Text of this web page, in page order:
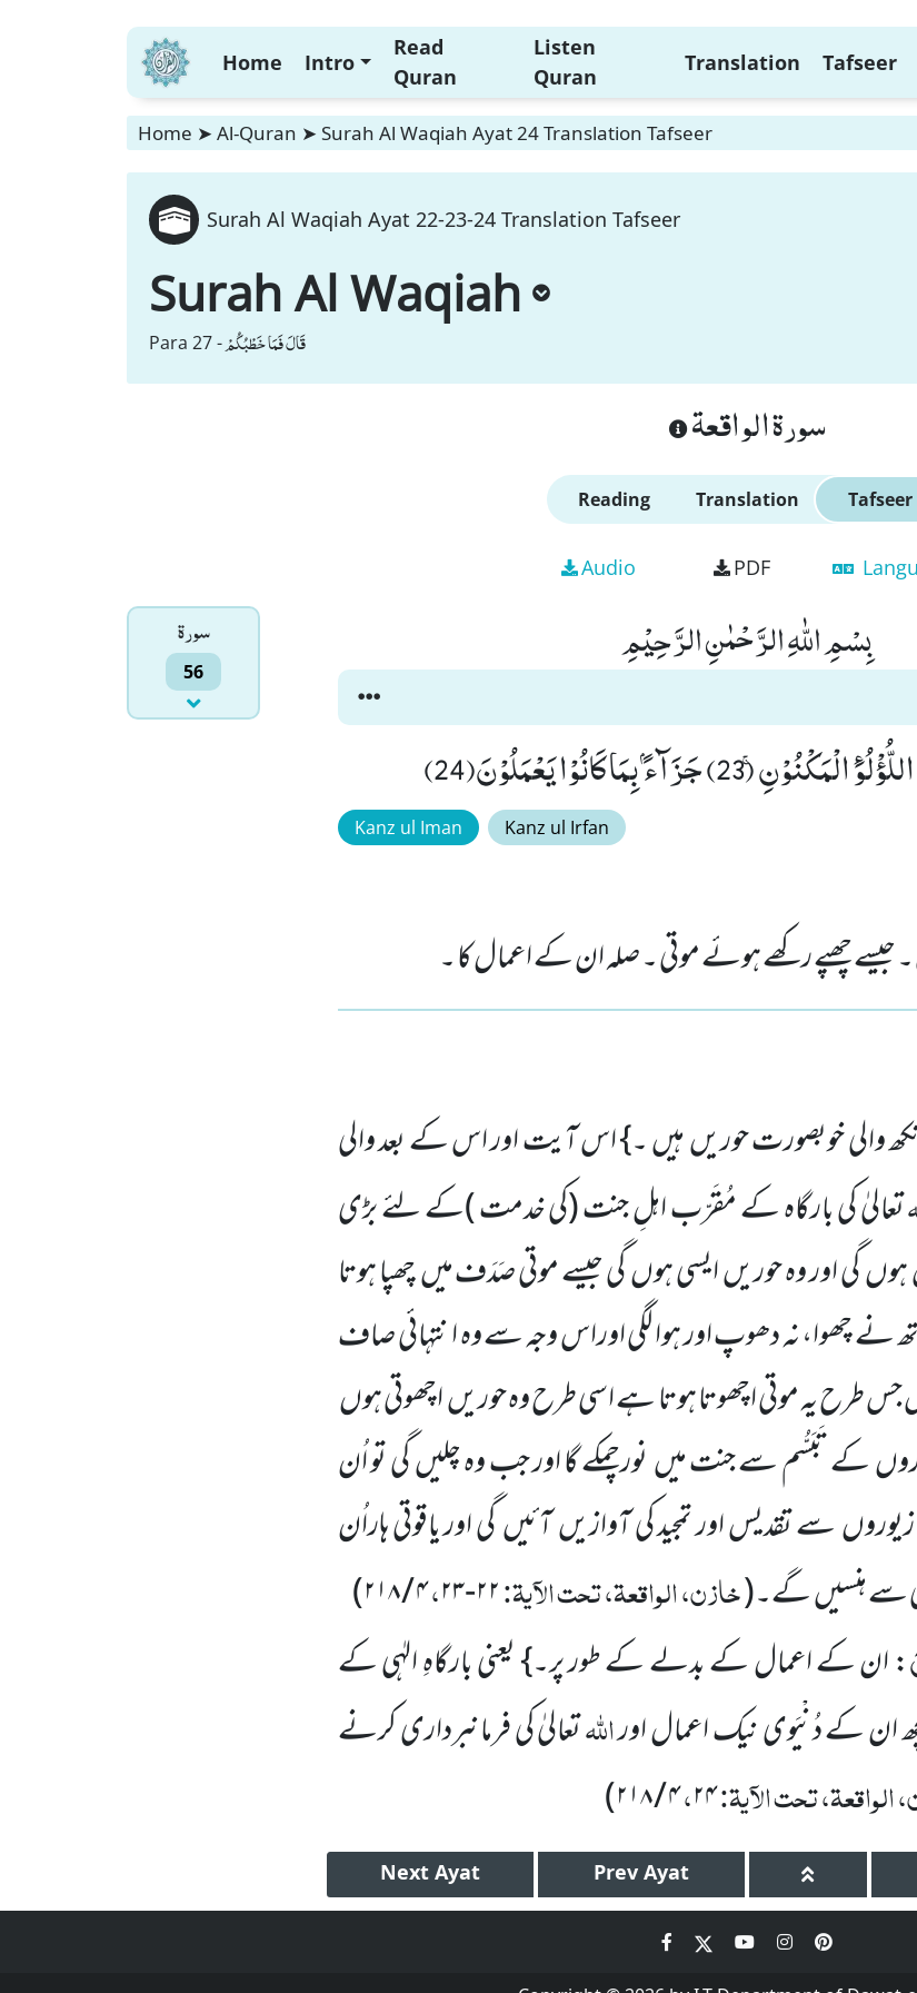
Home Intro
Read
Quran
Listen
Quran
Translation Tafseer
Home ➤ Al-Quran ➤ Surah Al Waqiah Ayat 24 Translation Tafseer
Surah Al Waqiah Ayat 22-23-24 Translation Tafseer
Surah Al Waqiah
Para 27 -قَالَ فَمَا خَطْبُكُمْ
سورة الواقعة
Reading Translation Tafseer
Audio PDF
سورۃ
56
بِسْمِ اللّٰهِ الرَّحْمٰنِ الرَّحِیْمِ
Kanz ul Iman Kanz ul Irfan
جیسے چھپے رکھے ہوئے موتی ۔ صلہ ان کے اعمال کا ۔
والی خوبصورت حوریں ہیں ۔} اس آیت اور اس کے بعد والی
تعالیٰ کی بارگاہ کے مُقَرّب اہلِ جنت(کی خدمت )کے لئے بڑی
گی اور وہ حوریں ایسی ہوں گی جیسے موتی صَدَف میں چھپا ہوتا
نے چھوا، نہ دھوپ اور ہوا لگی اوراس وجہ سے وہ ا نتہائی صاف
طرح یہ موتی اچھوتا ہوتا ہے اسی طرح وہ حوریں اچھوتی ہوں
کے تَبَسُّم سے جنت میں نورچمکے گا اور جب وہ چلیں گی تو اُن
سے تقدیس اور تمجید کی آوازیں آئیں گی اور یاقوتی ہاراُن
سے ہنسیں گے۔(خازن، الواقعۃ، تحت الآیۃ:۲۲-۲۳ ،۴ / ۲۱۸
)
: ان کے اعمال کے بدلے کے طور پر۔} یعنی بارگاہِ الہٰی کے
ان کے دُنْیَوی نیک اعمال اوراللہتعالیٰ کی فرمانبرداری کرنے
الواقعۃ، تحت الآیۃ:۲۴،۴ / ۲۱۸ )
Next Ayat Prev Ayat